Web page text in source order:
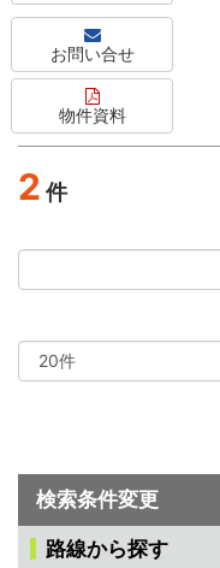
お問い合せ
物件資料
2 件
検索条件変更
路線から探す